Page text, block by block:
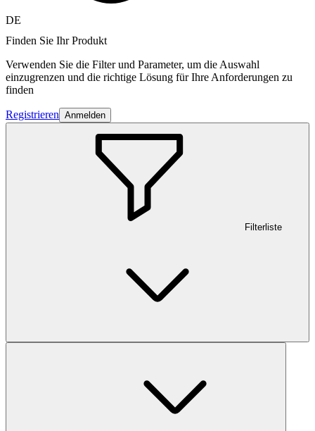
DE
Finden Sie Ihr Produkt
Verwenden Sie die Filter und Parameter, um die Auswahl
einzugrenzen und die richtige Lösung für Ihre Anforderungen zu
finden
Registrieren Anmelden
Filterliste